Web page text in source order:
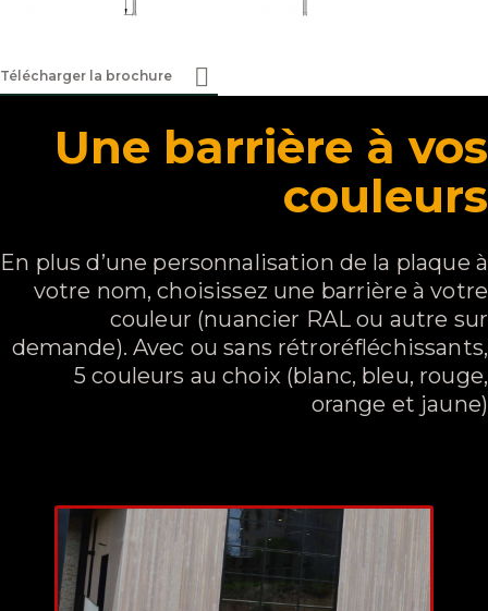
Télécharger la brochure
Une barrière à vos
couleurs
En plus d’une personnalisation de la plaque à
votre nom, choisissez une barrière à votre
couleur (nuancier RAL ou autre sur
demande). Avec ou sans rétroréfléchissants,
5 couleurs au choix (blanc, bleu, rouge,
orange et jaune)